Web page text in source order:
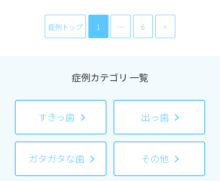
症例トップ 1 … 6
症例カテゴリ 一覧
すきっ歯 出っ歯
ガタガタな歯 その他